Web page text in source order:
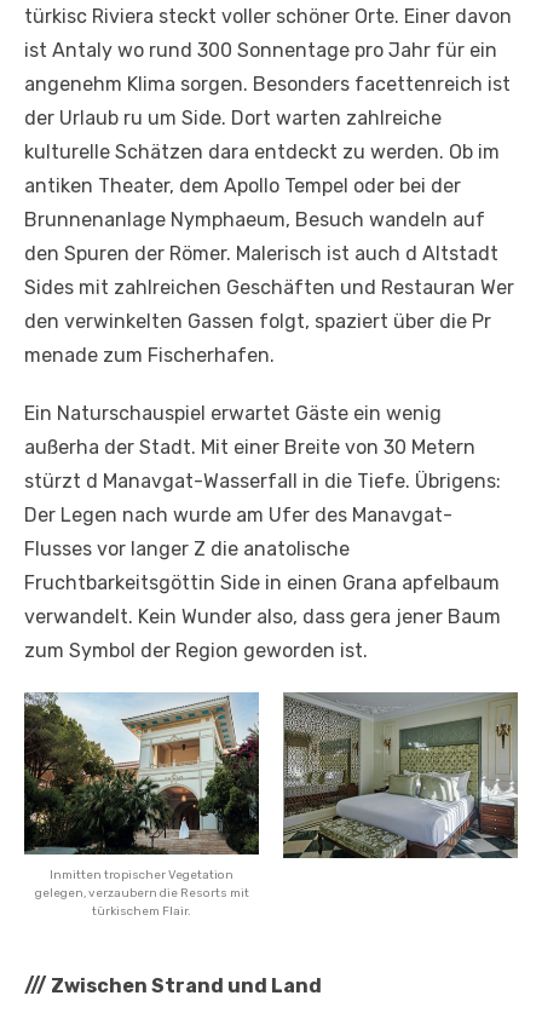
türkisc Riviera steckt voller schöner Orte. Einer davon
ist Antaly wo rund 300 Sonnentage pro Jahr für ein
angenehm Klima sorgen. Besonders facettenreich ist
der Urlaub ru um Side. Dort warten zahlreiche
kulturelle Schätzen dara entdeckt zu werden. Ob im
antiken Theater, dem Apollo Tempel oder bei der
Brunnenanlage Nymphaeum, Besuch wandeln auf
den Spuren der Römer. Malerisch ist auch d Altstadt
Sides mit zahlreichen Geschäften und Restauran Wer
den verwinkelten Gassen folgt, spaziert über die Pr
menade zum Fischerhafen.
Ein Naturschauspiel erwartet Gäste ein wenig
außerha der Stadt. Mit einer Breite von 30 Metern
stürzt d Manavgat-Wasserfall in die Tiefe. Übrigens:
Der Legen nach wurde am Ufer des Manavgat-
Flusses vor langer Z die anatolische
Fruchtbarkeitsgöttin Side in einen Grana apfelbaum
verwandelt. Kein Wunder also, dass gera jener Baum
zum Symbol der Region geworden ist.
Inmitten tropischer Vegetation
gelegen, verzaubern die Resorts mit
türkischem Flair.
/// Zwischen Strand und Land